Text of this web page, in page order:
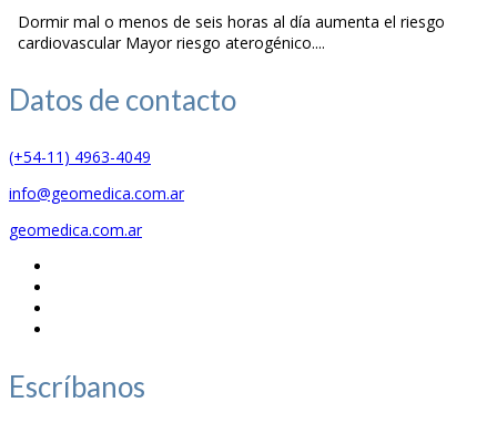
Dormir mal o menos de seis horas al día aumenta el riesgo
cardiovascular Mayor riesgo aterogénico....
Datos de contacto
(+54-11) 4963-4049
info@geomedica.com.ar
geomedica.com.ar
Escríbanos